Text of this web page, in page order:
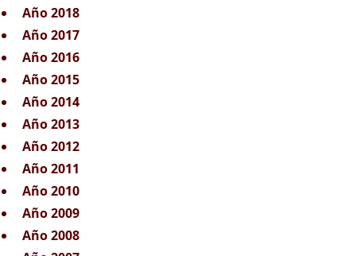
Año 2018
Año 2017
Año 2016
Año 2015
Año 2014
Año 2013
Año 2012
Año 2011
Año 2010
Año 2009
Año 2008